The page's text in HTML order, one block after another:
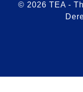
© 2026 TEA -